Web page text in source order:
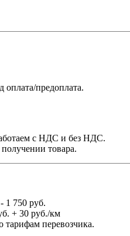
предоплата.
с НДС и без НДС.
товара.
1 750 руб.
+ 30 руб./км
тарифам перевозчика.